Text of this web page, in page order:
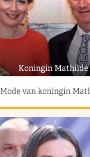
Koningin Mathilde
Mode van koningin